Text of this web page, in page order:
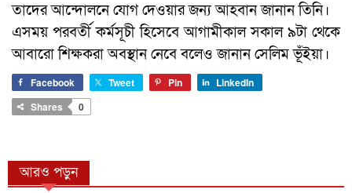
তাদের আন্দোলনে যোগ দেওয়ার জন্য আহবান জানান তিনি।
এসময় পরবর্তী কর্মসূচী হিসেবে আগামীকাল সকাল ৯টা থেকে
আবারো শিক্ষকরা অবস্থান নেবে বলেও জানান সেলিম ভূঁইয়া।
Facebook Tweet Pin
LinkedIn
Shares
0
আরও পড়ুন